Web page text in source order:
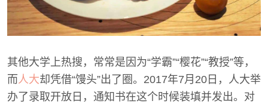
其他大学上热搜，常常是因为“学霸”“樱花”“教授”等，
而人大却凭借“馒头”出了圈。2017年7月20日，人大举
办了录取开放日，通知书在这个时候装填并发出。对